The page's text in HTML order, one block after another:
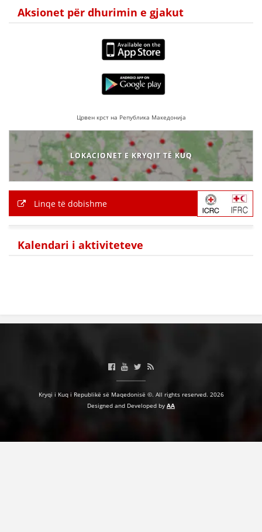
Aksionet për dhurimin e gjakut
Црвен крст на Република Македонија
LOKACIONET E KRYQIT TË KUQ
Linqe të dobishme
Kalendari i aktiviteteve
Kryqi i Kuq i Republikë së Maqedonisë ©. All rights reserved. 2026
Designed and Developed by AA